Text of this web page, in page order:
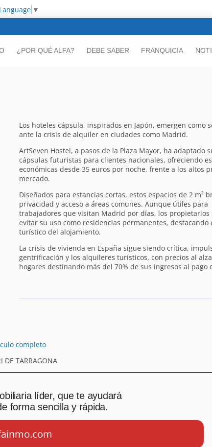
▼
¿POR QUÉ ALFA? DEBE SABER FRANQUICIA
Los hoteles cápsula, inspirados en Japón, emergen como
ante la crisis de alquiler en ciudades como Madrid.
ArtSeven Hostel, a pasos de la Plaza Mayor, ha adaptado
cápsulas futuristas para clientes nacionales, ofreciendo
económicas desde 35 euros por noche, frente a los altos
mercado.
Diseñados para estancias cortas, estos espacios de 2 m²
privacidad y acceso a áreas comunes. Aunque útiles para
trabajadores que visitan Madrid por días, los propietarios
evitar su uso como residencias permanentes, destacando
turístico del alojamiento.
La crisis de vivienda en España sigue siendo crítica,
gentrificación y los alquileres turísticos, con precios al
hogares destinando más del 70% de sus ingresos al pago
completo
DE TARRAGONA
líder, que te ayudará
forma sencilla y rápida.